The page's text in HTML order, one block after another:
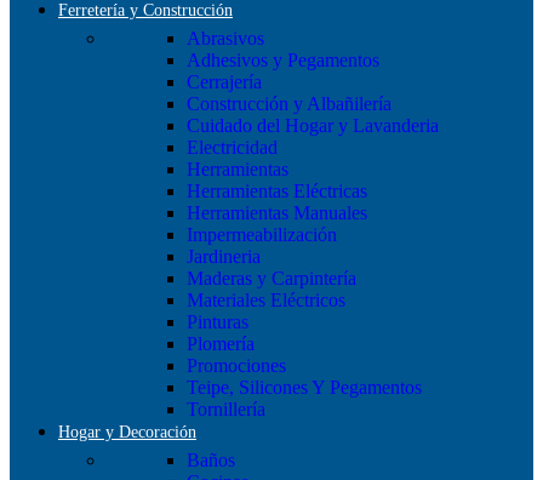
Ferretería y Construcción
Abrasivos
Adhesivos y Pegamentos
Cerrajería
Construcción y Albañilería
Cuidado del Hogar y Lavanderia
Electricidad
Herramientas
Herramientas Eléctricas
Herramientas Manuales
Impermeabilización
Jardineria
Maderas y Carpintería
Materiales Eléctricos
Pinturas
Plomería
Promociones
Teipe, Silicones Y Pegamentos
Tornillería
Hogar y Decoración
Baños